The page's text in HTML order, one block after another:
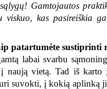
Gamtojautos
viskuo, kas pasireiškia
patartumėte sustiprinti
labai svarbu
naują vietą. Tad iš karto
suvokti, į kokią aplinką